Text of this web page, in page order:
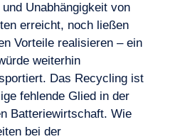
Unabhängigkeit von
erreicht, noch ließen
Vorteilerealisieren – ein
weiterhin
Das Recycling ist
fehlende Glied in der
Batteriewirtschaft. Wie
bei der